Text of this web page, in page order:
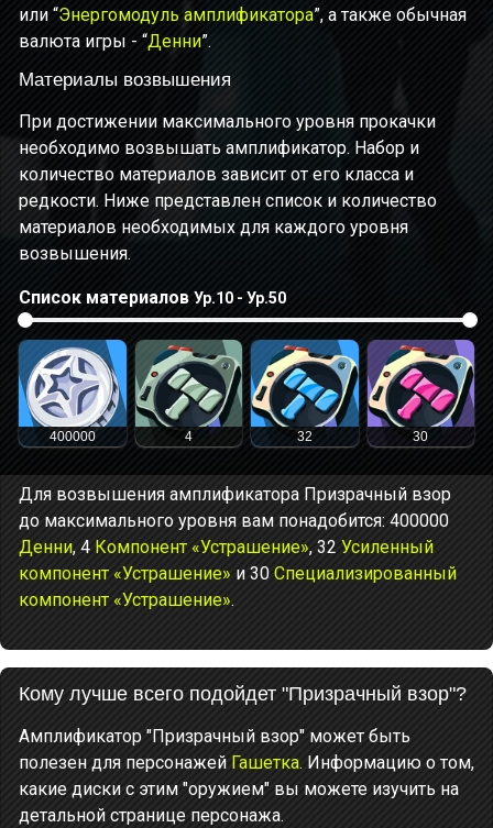
агента с этим предметом дополнительно повышается на
8/9,2/10,4/11,6/12,8%.
или “Энергомодуль амплификатора”, а также обычная
валюта игры - “Денни”.
Материалы возвышения
При достижении максимального уровня прокачки
необходимо возвышать амплификатор. Набор и
количество материалов зависит от его класса и
редкости. Ниже представлен список и количество
материалов необходимых для каждого уровня
возвышения.
Список материалов Ур.10 - Ур.50
400000 4 32 30
Для возвышения амплификатора Призрачный взор
до максимального уровня вам понадобится: 400000
Денни, 4 Компонент «Устрашение», 32 Усиленный
компонент «Устрашение» и 30 Специализированный
компонент «Устрашение».
Кому лучше всего подойдет "Призрачный взор"?
Амплификатор "Призрачный взор" может быть
полезен для персонажей Гашетка. Информацию о том,
какие диски с этим "оружием" вы можете изучить на
детальной странице персонажа.